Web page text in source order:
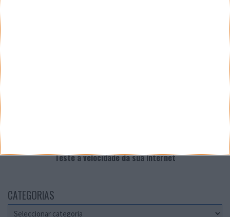
Teste a velocidade da sua Internet
CATEGORIAS
Categorias